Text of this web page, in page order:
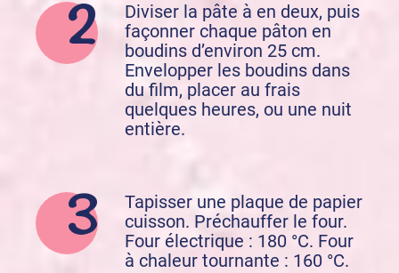
Diviser la pâte à en deux, puis
façonner chaque pâton en
boudins d’environ 25 cm.
Envelopper les boudins dans
du film, placer au frais
quelques heures, ou une nuit
entière.
Tapisser une plaque de papier
cuisson. Préchauffer le four.
Four électrique : 180 °C. Four
à chaleur tournante : 160 °C.